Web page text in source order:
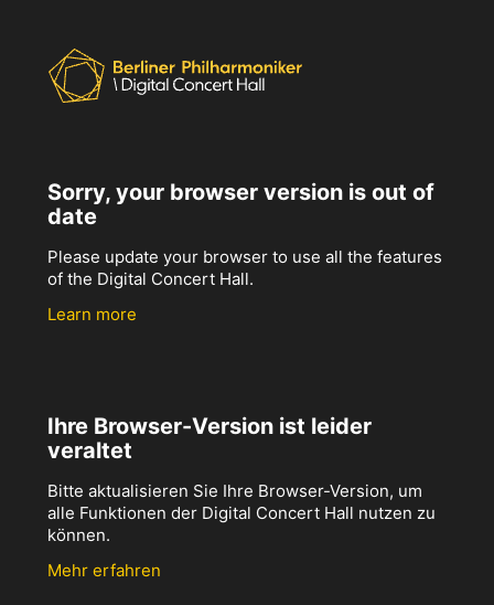
Sorry, your browser version is out of
date
Please update your browser to use all the features
of the Digital Concert Hall.
Learn more
Ihre Browser-Version ist leider
veraltet
Bitte aktualisieren Sie Ihre Browser-Version, um
alle Funktionen der Digital Concert Hall nutzen zu
können.
Mehr erfahren